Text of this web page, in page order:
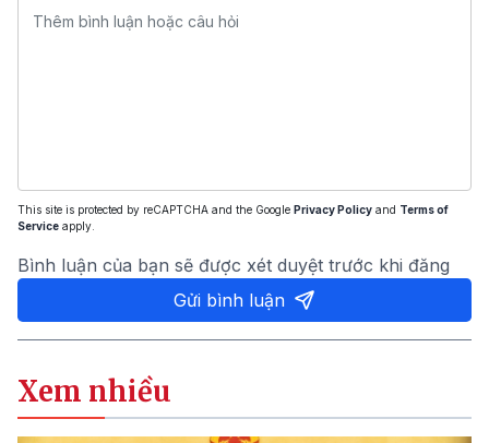
This site is protected by reCAPTCHA and the Google Privacy Policy and Terms of
Service apply.
Bình luận của bạn sẽ được xét duyệt trước khi đăng
Gửi bình luận
Xem nhiều